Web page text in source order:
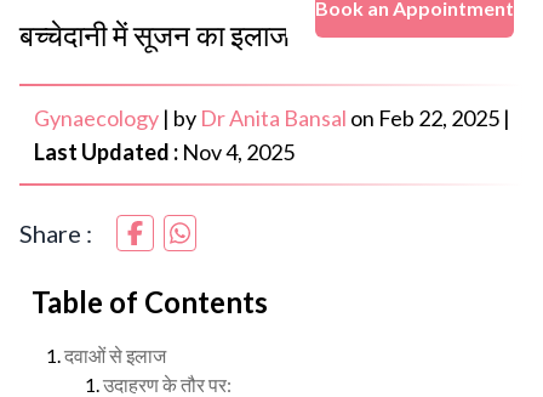
Book an Appointment
बच्चेदानी में सूजन का इलाज
Gynaecology | by Dr Anita Bansal on Feb 22, 2025 |
Last Updated : Nov 4, 2025
Share :
Table of Contents
दवाओं से इलाज
उदाहरण के तौर पर: